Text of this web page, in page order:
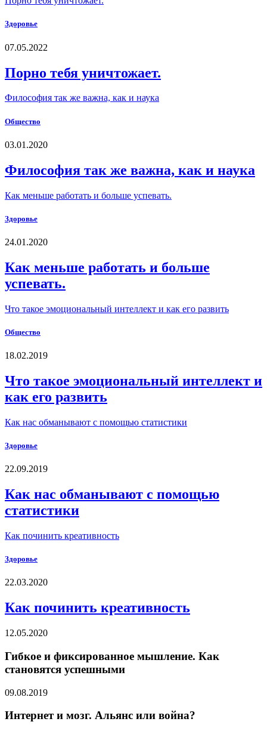
Здоровье
07.05.2022
Порно тебя уничтожает.
Философия так же важна, как и наука
Общество
03.01.2020
Философия так же важна, как и наука
Как меньше работать и больше успевать.
Здоровье
24.01.2020
Как меньше работать и больше
успевать.
Что такое эмоциональный интеллект и как его развить
Общество
18.02.2019
Что такое эмоциональный интеллект и
как его развить
Как нас обманывают с помощью статистики
Здоровье
22.09.2019
Как нас обманывают с помощью
статистики
Как починить креативность
Здоровье
22.03.2020
Как починить креативность
12.05.2020
Гибкое и фиксированное мышление. Как
становятся успешными
09.08.2019
Интернет и мозг. Альянс или война?